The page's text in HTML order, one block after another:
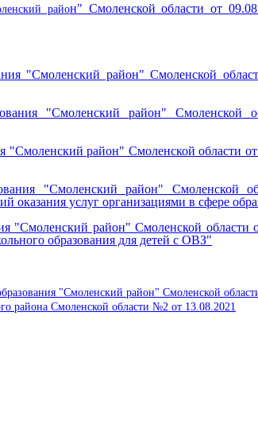
район" Смоленской области от
"Смоленский район" Смоленской
"Смоленский район"
"Смоленский район" Смоленской области
"Смоленский район"
оказания услуг организациями в сфере
"Смоленский район" Смоленской
образования для детей с ОВЗ"
"Смоленский район" Смоленской
района Смоленской области №2 от 13.08.2021